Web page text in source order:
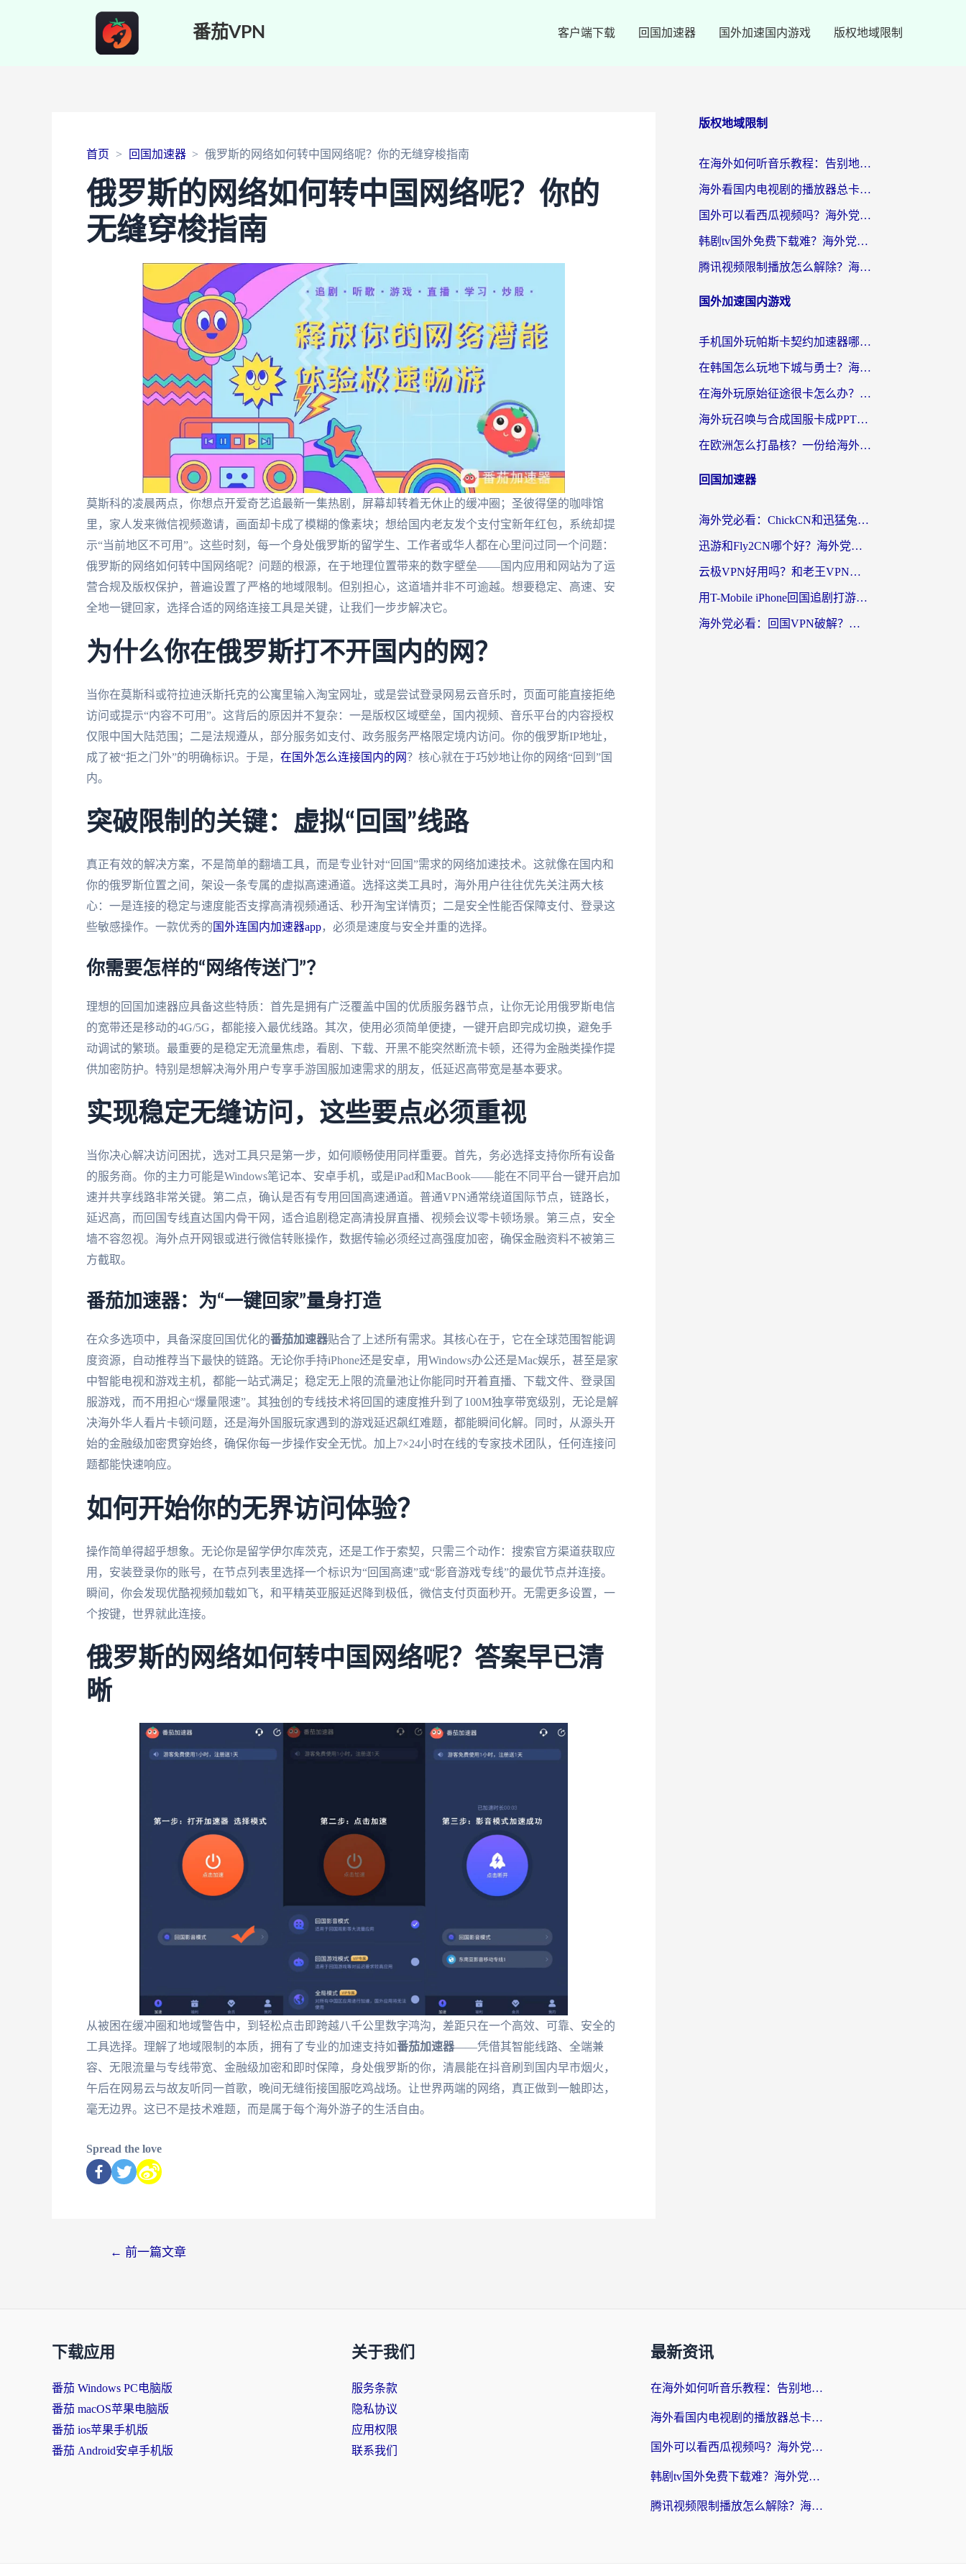
番茄VPN 客户端下载 回国加速器 国外加速国内游戏 版权地域限制
首页 回国加速器 俄罗斯的网络如何转中国网络呢？你的无缝穿梭指南
俄罗斯的网络如何转中国网络呢？你的
无缝穿梭指南
莫斯科的凌晨两点，你想点开爱奇艺追最新一集热剧，屏幕却转着无休止的缓冲圈；圣彼得堡的咖啡馆
里，家人发来微信视频邀请，画面却卡成了模糊的像素块；想给国内老友发个支付宝新年红包，系统却提
示“当前地区不可用”。这些时刻，每一个身处俄罗斯的留学生、工作者或华人都在心里问过同一个问题：
俄罗斯的网络如何转中国网络呢？问题的根源，在于地理位置带来的数字壁垒——国内应用和网站为了运
营合规及版权保护，普遍设置了严格的地域限制。但别担心，这道墙并非不可逾越。想要稳定、高速、安
全地一键回家，选择合适的网络连接工具是关键，让我们一步步解决它。
为什么你在俄罗斯打不开国内的网？
当你在莫斯科或符拉迪沃斯托克的公寓里输入淘宝网址，或是尝试登录网易云音乐时，页面可能直接拒绝
访问或提示“内容不可用”。这背后的原因并不复杂：一是版权区域壁垒，国内视频、音乐平台的内容授权
仅限中国大陆范围；二是法规遵从，部分服务如支付、政务服务严格限定境内访问。你的俄罗斯IP地址，
成了被“拒之门外”的明确标识。于是， 在国外怎么连接国内的网？核心就在于巧妙地让你的网络“回到”国
内。
突破限制的关键：虚拟“回国”线路
真正有效的解决方案，不是简单的翻墙工具，而是专业针对“回国”需求的网络加速技术。这就像在国内和
你的俄罗斯位置之间，架设一条专属的虚拟高速通道。选择这类工具时，海外用户往往优先关注两大核
心：一是连接的稳定与速度能否支撑高清视频通话、秒开淘宝详情页；二是安全性能否保障支付、登录这
些敏感操作。一款优秀的 国外连国内加速器app，必须是速度与安全并重的选择。
你需要怎样的“网络传送门”？
理想的回国加速器应具备这些特质：首先是拥有广泛覆盖中国的优质服务器节点，让你无论用俄罗斯电信
的宽带还是移动的4G/5G，都能接入最优线路。其次，使用必须简单便捷，一键开启即完成切换，避免手
动调试的繁琐。最重要的是稳定无流量焦虑，看剧、下载、开黑不能突然断流卡顿，还得为金融类操作提
供加密防护。特别是想解决海外用户专享手游国服加速需求的朋友，低延迟高带宽是基本要求。
实现稳定无缝访问，这些要点必须重视
当你决心解决访问困扰，选对工具只是第一步，如何顺畅使用同样重要。首先，务必选择支持你所有设备
的服务商。你的主力可能是Windows笔记本、安卓手机，或是iPad和MacBook——能在不同平台一键开启加
速并共享线路非常关键。第二点，确认是否有专用回国高速通道。普通VPN通常绕道国际节点，链路长，
延迟高，而回国专线直达国内骨干网，适合追剧稳定高清投屏直播、视频会议零卡顿场景。第三点，安全
墙不容忽视。海外点开网银或进行微信转账操作，数据传输必须经过高强度加密，确保金融资料不被第三
方截取。
番茄加速器：为“一键回家”量身打造
在众多选项中，具备深度回国优化的番茄加速器贴合了上述所有需求。其核心在于，它在全球范围智能调
度资源，自动推荐当下最快的链路。无论你手持iPhone还是安卓，用Windows办公还是Mac娱乐，甚至是家
中智能电视和游戏主机，都能一站式满足；稳定无上限的流量池让你能同时开着直播、下载文件、登录国
服游戏，而不用担心“爆量限速”。其独创的专线技术将回国的速度推升到了100M独享带宽级别，无论是解
决海外华人看片卡顿问题，还是海外国服玩家遇到的游戏延迟飙红难题，都能瞬间化解。同时，从源头开
始的金融级加密贯穿始终，确保你每一步操作安全无忧。加上7×24小时在线的专家技术团队，任何连接问
题都能快速响应。
如何开始你的无界访问体验？
操作简单得超乎想象。无论你是留学伊尔库茨克，还是工作于索契，只需三个动作：搜索官方渠道获取应
用，安装登录你的账号，在节点列表里选择一个标识为“回国高速”或“影音游戏专线”的最优节点并连接。
瞬间，你会发现优酷视频加载如飞，和平精英亚服延迟降到极低，微信支付页面秒开。无需更多设置，一
个按键，世界就此连接。
俄罗斯的网络如何转中国网络呢？答案早已清
晰
从被困在缓冲圈和地域警告中，到轻松点击即跨越八千公里数字鸿沟，差距只在一个高效、可靠、安全的
工具选择。理解了地域限制的本质，拥有了专业的加速支持如番茄加速器——凭借其智能线路、全端兼
容、无限流量与专线带宽、金融级加密和即时保障，身处俄罗斯的你，清晨能在抖音刷到国内早市烟火，
午后在网易云与故友听同一首歌，晚间无缝衔接国服吃鸡战场。让世界两端的网络，真正做到一触即达，
毫无边界。这已不是技术难题，而是属于每个海外游子的生活自由。
Spread the love
← 前一篇文章
版权地域限制
在海外如何听音乐教程：告别地域限制，随时听见国内的声音
海外看国内电视剧的播放器总卡顿？选对回国加速器才是关键
国外可以看西瓜视频吗？海外党追剧看片的终极解决方案
韩剧tv国外免费下载难？海外党看国内剧的加速器选择指南（附实用技巧）
腾讯视频限制播放怎么解除？海外党亲测有效的回国加速指南
国外加速国内游戏
手机国外玩帕斯卡契约加速器哪个好用？海外党国服游戏之路的救星
在韩国怎么玩地下城与勇士？海外党必看的国服游戏加速全攻略
在海外玩原始征途很卡怎么办？一份给游子的终极指南
海外玩召唤与合成国服卡成PPT？这篇解决办法让你丝滑操作
在欧洲怎么打晶核？一份给海外游子的网络加速生存指南
回国加速器
海外党必看：ChickCN和迅猛兔好用吗？3招教你选对回国加速器
迅游和Fly2CN哪个好？海外党回国加速器真实测评与选择心法
云极VPN好用吗？和老王VPN对比哪个回国效果更好？海外党必看的真实体验指南
用T-Mobile iPhone回国追剧打游戏，我差点把手机砸了
海外党必看：回国VPN破解？别踩坑！3步选对加速器无缝刷国内资源
下载应用
番茄 Windows PC电脑版
番茄 macOS苹果电脑版
番茄 ios苹果手机版
番茄 Android安卓手机版
关于我们
服务条款
隐私协议
应用权限
联系我们
最新资讯
在海外如何听音乐教程：告别地域限制，随时听见国内的声音
海外看国内电视剧的播放器总卡顿？选对回国加速器才是关键
国外可以看西瓜视频吗？海外党追剧看片的终极解决方案
韩剧tv国外免费下载难？海外党看国内剧的加速器选择指南（附实用技巧）
腾讯视频限制播放怎么解除？海外党亲测有效的回国加速指南